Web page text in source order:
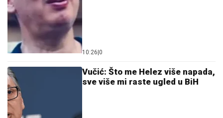
10:26 0
Vučić: Što me Helez više napada,
sve više mi raste ugled u BiH